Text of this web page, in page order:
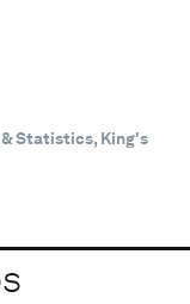
Statistics, King's